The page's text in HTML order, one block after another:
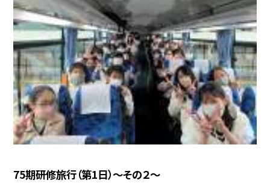
75期研修旅行（第1日）〜その２〜